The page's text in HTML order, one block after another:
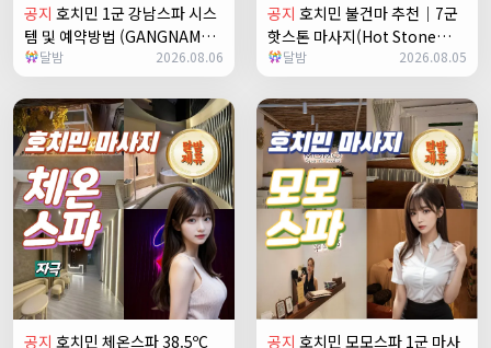
공지 호치민 1군 강남스파 시스
템 및 예약방법 (GANGNAM
SPA)
달밤 2026.08.06
공지 호치민 불건마 추천｜7군
핫스톤 마사지(Hot Stone
massage)
달밤 2026.08.05
공지 호치민 체온스파 38.5ºC
공지 호치민 모모스파 1군 마사